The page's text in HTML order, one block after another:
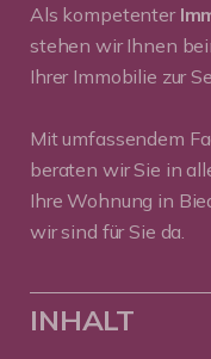
Als kompetenter
stehen wir Ihnen
Ihrer Immobilie zur
Mit umfassendem
beraten wir Sie in
Ihre Wohnung in
wir sind für Sie da.
INHALT